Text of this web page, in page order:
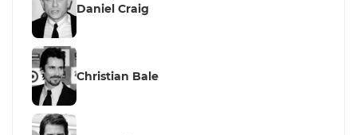
Daniel Craig
Christian Bale